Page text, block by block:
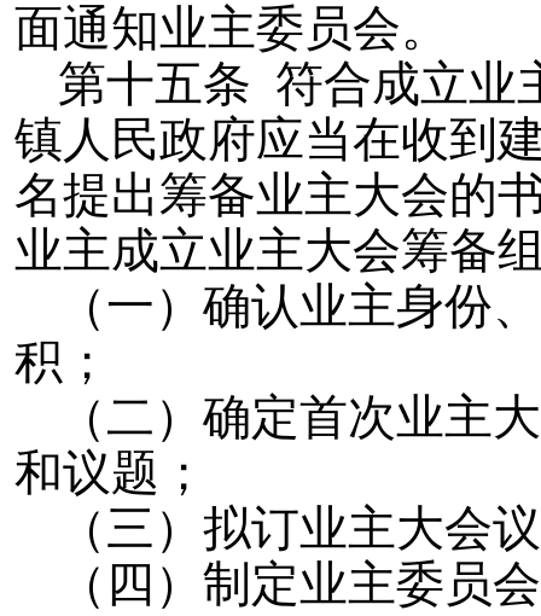
面通知业主委员会。
第十五条 符合成立业
镇人民政府应当在收到
名提出筹备业主大会的
业主成立业主大会筹备
（一）确认业主身份
积；
（二）确定首次业主
和议题；
（三）拟订业主大会
（四）制定业主委员